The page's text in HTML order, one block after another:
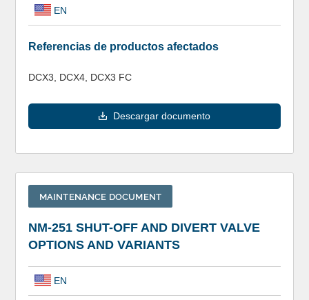
EN
Referencias de productos afectados
DCX3, DCX4, DCX3 FC
Descargar documento
MAINTENANCE DOCUMENT
NM-251 SHUT-OFF AND DIVERT VALVE
OPTIONS AND VARIANTS
EN